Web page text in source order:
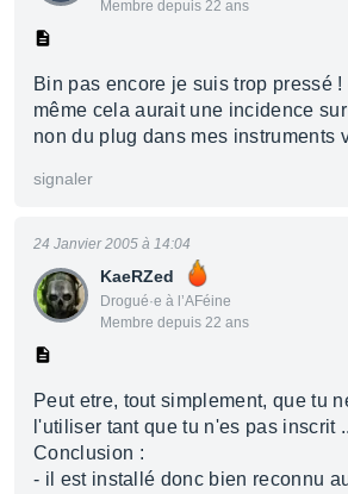
Membre depuis 22 ans
Bin pas encore je suis trop pressé
même cela aurait une incidence
non du plug dans mes instruments
signaler
KaeRZed
Drogué·e à l’AFéine
Membre depuis 22 ans
24 Janvier 2005 à 14:04
Peut etre, tout simplement, que tu
l'utiliser tant que tu n'es pas inscrit
Conclusion :
- il est installé donc bien reconnu